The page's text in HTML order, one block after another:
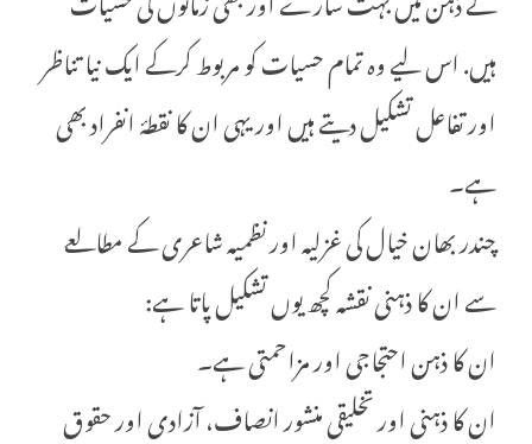
ہیں. اس لیے وہ تمام حسیات کو مربوط کرکے ایک نیا تناظر
اور تفاعل تشکیل دیتے ہیں اور یہی ان کا نقطۂ انفراد بھی
ہے۔
چندر بھان خیال کی غزلیہ اور نظمیہ شاعری کے مطالعے
سے ان کا ذہنی نقشہ کچھ یوں تشکیل پاتا ہے:
ان کا ذہن احتجاجی اور مزاحمتی ہے۔
ان کا ذہنی اور تخلیقی منشور انصاف، آزادی اور حقوق